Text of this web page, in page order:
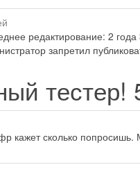
редактирование: 2
запретил
тестер!
кажет сколько